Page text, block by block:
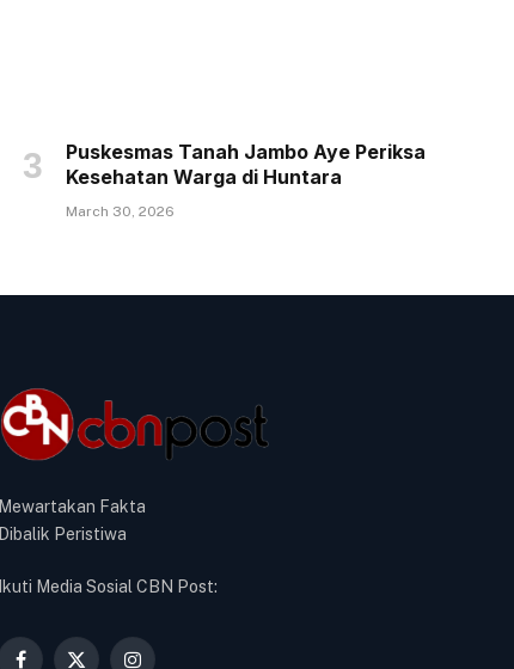
Puskesmas Tanah Jambo Aye Periksa
Kesehatan Warga di Huntara
March 30, 2026
Mewartakan Fakta
Dibalik Peristiwa
Ikuti Media Sosial CBN Post: